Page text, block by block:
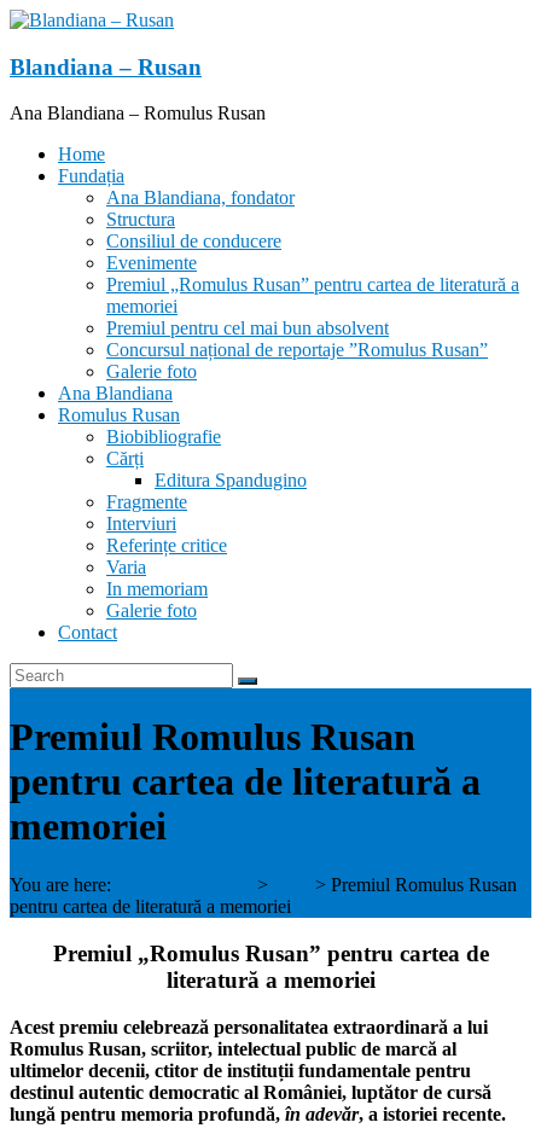
Skip
content
Blandiana – Rusan
Ana Blandiana – Romulus Rusan
Home
Fundația
Ana Blandiana, fondator
Structura
Consiliul de conducere
Evenimente
Premiul „Romulus Rusan” pentru cartea de literatură a
memoriei
Premiul pentru cel mai bun absolvent
Concursul național de reportaje ”Romulus Rusan”
Galerie foto
Ana Blandiana
Romulus Rusan
Biobibliografie
Cărți
Editura Spandugino
Fragmente
Interviuri
Referințe critice
Varia
In memoriam
Galerie foto
Contact
Premiul Romulus Rusan
pentru cartea de literatură a
memoriei
You are here: > > Premiul Romulus Rusan
pentru cartea de literatură a memoriei
Premiul „Romulus Rusan” pentru cartea de
literatură a memoriei
Acest premiu celebrează personalitatea extraordinară a lui
Romulus Rusan, scriitor, intelectual public de marcă al
ultimelor decenii, ctitor de instituții fundamentale pentru
destinul autentic democratic al României, luptător de cursă
lungă pentru memoria profundă, în adevăr, a istoriei recente.